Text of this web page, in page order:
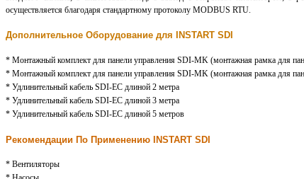
осуществляется благодаря стандартному протоколу MODBUS RTU.
Дополнительное Оборудование для INSTART SDI
* Монтажный комплект для панели управления SDI-MK (монтажная рамка для
* Монтажный комплект для панели управления SDI-MK (монтажная рамка для
* Удлинительный кабель SDI-EC длиной 2 метра
* Удлинительный кабель SDI-EC длиной 3 метра
* Удлинительный кабель SDI-EC длиной 5 метров
Рекомендации По Применению INSTART SDI
* Вентиляторы